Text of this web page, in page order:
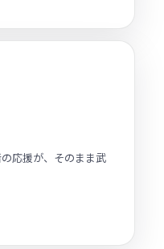
応援が、そのまま武